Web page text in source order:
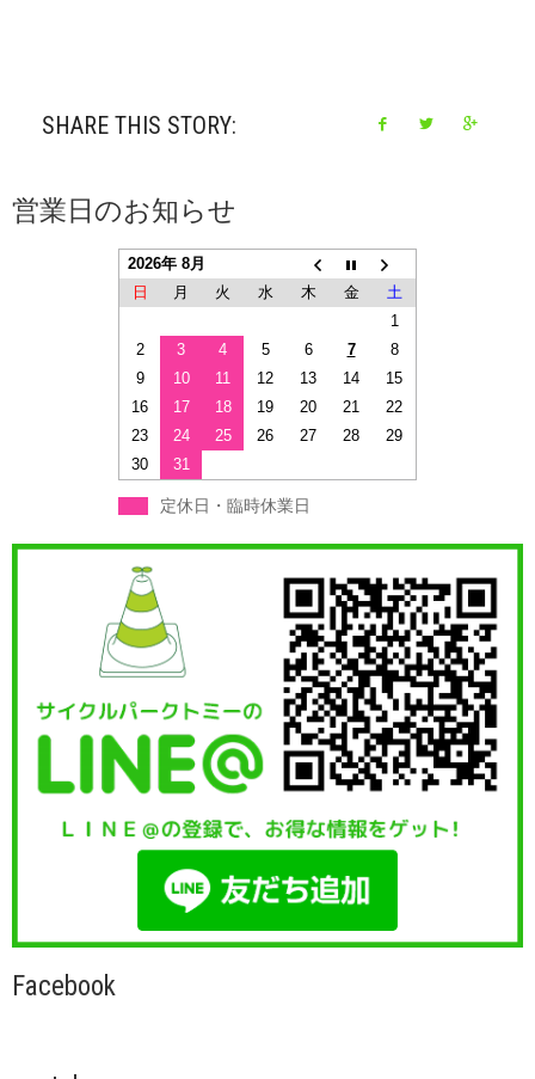
SHARE THIS STORY:
営業日のお知らせ
2026年 8月
日
月 火 水 木 金
土
1
2
3 4 5 6 7
8
9
10 11 12 13 14
15
16
17 18 19 20 21
22
23
24 25 26 27 28
29
30
31
定休日・臨時休業日
Facebook